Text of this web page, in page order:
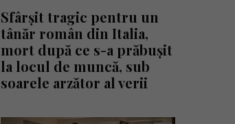
Sfârșit tragic pentru un
tânăr român din Italia,
mort după ce s-a prăbușit
la locul de muncă, sub
soarele arzător al verii